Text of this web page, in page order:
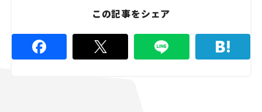
%
この記事をシェア